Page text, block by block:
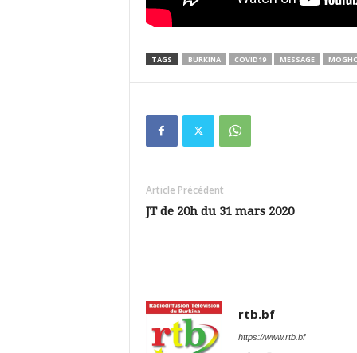
TAGS BURKINA COVID19 MESSAGE
Article Précédent
JT de 20h du 31 mars 2020
rtb.bf
https://www.rtb.bf